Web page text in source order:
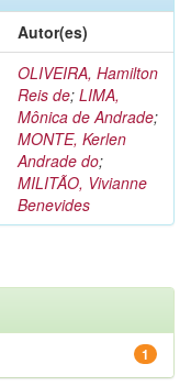
Autor(es)
OLIVEIRA, Hamilton
Reis de; LIMA,
Mônica de Andrade;
MONTE, Kerlen
Andrade do;
MILITÃO, Vivianne
Benevides
1